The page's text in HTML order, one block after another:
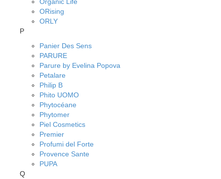
ORising
ORLY
P
Panier Des Sens
PARURE
Parure by Evelina Popova
Petalare
Philip B
Phito UOMO
Phytocéane
Phytomer
Piel Cosmetics
Premier
Profumi del Forte
Provence Sante
PUPA
Q